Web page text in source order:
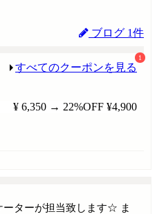
ブログ 1件
すべてのクーポンを見る
1
¥ 6,350 → 22%OFF ¥4,900
ーターが担当致します☆ ま